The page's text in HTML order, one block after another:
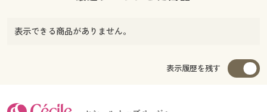
表示できる商品がありません。
表示履歴を残す